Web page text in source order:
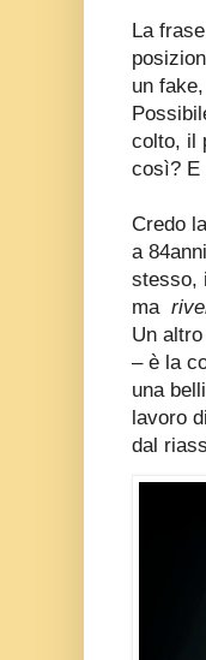
La
un
colto, il
così? E
Credo
a
stesso,
ma
Un
– è la
una
lavoro
dal